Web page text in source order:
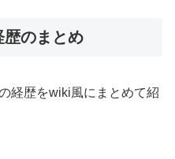
歴のまとめ
経歴をwiki風にまとめて紹